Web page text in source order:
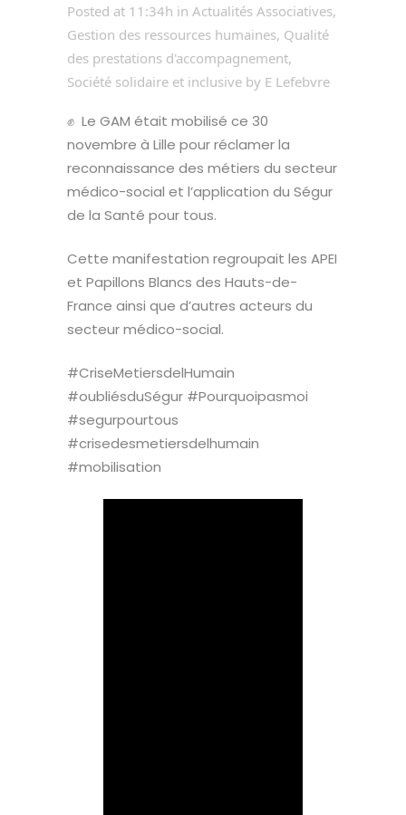
Posted at 11:34h in Actualités Associatives,
Gestion des ressources humaines, Qualité
des prestations d'accompagnement,
Société solidaire et inclusive by E Lefebvre
✊ Le GAM était mobilisé ce 30
novembre à Lille pour réclamer la
reconnaissance des métiers du secteur
médico-social et l’application du Ségur
de la Santé pour tous.
Cette manifestation regroupait les APEI
et Papillons Blancs des Hauts-de-
France ainsi que d’autres acteurs du
secteur médico-social.
#CriseMetiersdelHumain
#oubliésduSégur #Pourquoipasmoi
#segurpourtous
#crisedesmetiersdelhumain
#mobilisation